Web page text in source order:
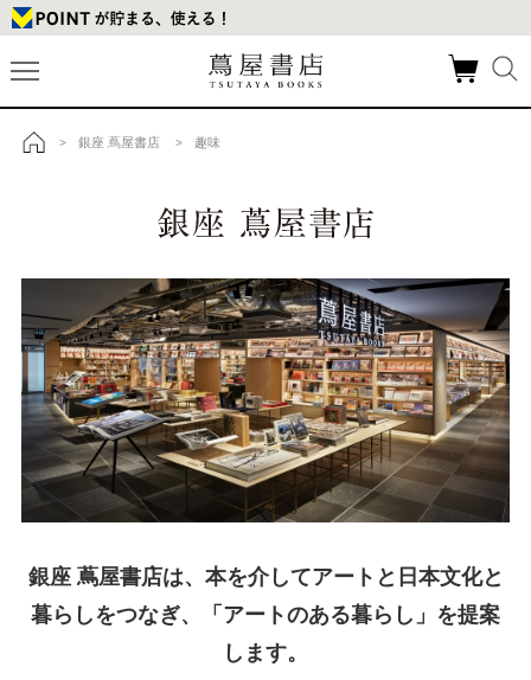
> 銀座 蔦屋書店 > 趣味
銀座 蔦屋書店は、本を介してアートと日本文化と
暮らしをつなぎ、「アートのある暮らし」を提案
します。